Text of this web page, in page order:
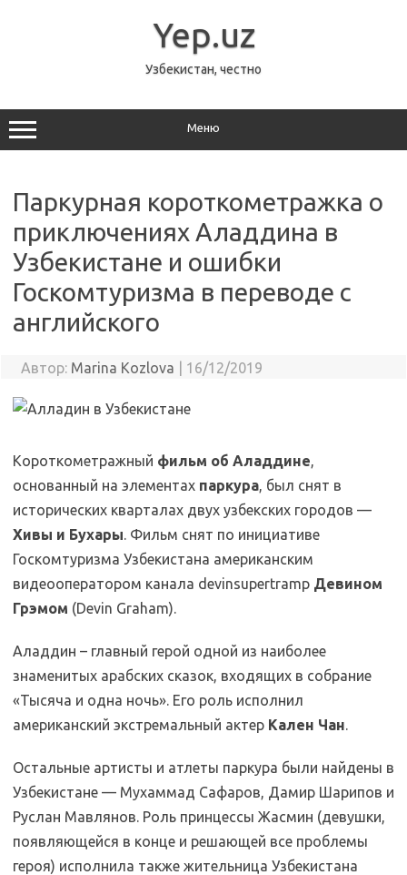
Yep.uz
Узбекистан, честно
Меню
Паркурная короткометражка о
приключениях Аладдина в
Узбекистане и ошибки
Госкомтуризма в переводе с
английского
Автор: Marina Kozlova 16/12/2019
Короткометражный фильм об Аладдине,
основанный на элементах паркура, был снят в
исторических кварталах двух узбекских городов —
Хивы и Бухары. Фильм снят по инициативе
Госкомтуризма Узбекистана американским
видеооператором канала devinsupertramp Девином
Грэмом (Devin Graham).
Аладдин – главный герой одной из наиболее
знаменитых арабских сказок, входящих в собрание
«Тысяча и одна ночь». Его роль исполнил
американский экстремальный актер Кален Чан.
Остальные артисты и атлеты паркура были найдены в
Узбекистане — Мухаммад Сафаров, Дамир Шарипов и
Руслан Мавлянов. Роль принцессы Жасмин (девушки,
появляющейся в конце и решающей все проблемы
героя) исполнила также жительница Узбекистана